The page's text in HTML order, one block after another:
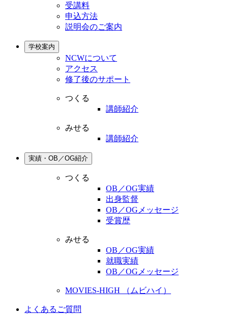
受講料
申込方法
説明会のご案内
学校案内
NCWについて
アクセス
修了後のサポート
つくる
講師紹介
みせる
講師紹介
実績・OB／OG紹介
つくる
OB／OG実績
出身監督
OB／OGメッセージ
受賞歴
みせる
OB／OG実績
就職実績
OB／OGメッセージ
MOVIES-HIGH （ムビハイ）
よくあるご質問